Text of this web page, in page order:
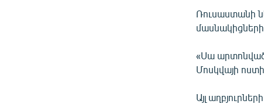
Ռուսաստանի
«Սա արտոնված
Մոսկվայի
Այլ